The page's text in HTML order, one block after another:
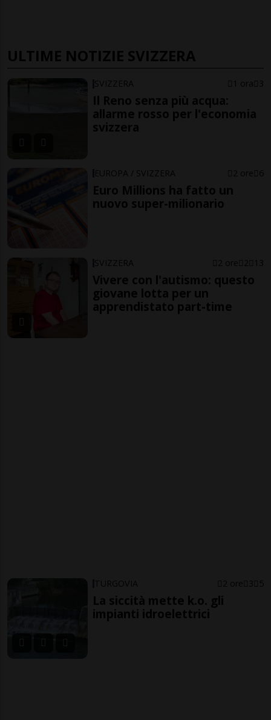
ULTIME NOTIZIE SVIZZERA
SVIZZERA 1 ora 3
Il Reno senza più acqua:
allarme rosso per l'economia
svizzera
EUROPA / SVIZZERA 2 ore 6
Euro Millions ha fatto un
nuovo super-milionario
SVIZZERA 2 ore 2 13
Vivere con l'autismo: questo
giovane lotta per un
apprendistato part-time
TURGOVIA 2 ore 3 5
La siccità mette k.o. gli
impianti idroelettrici